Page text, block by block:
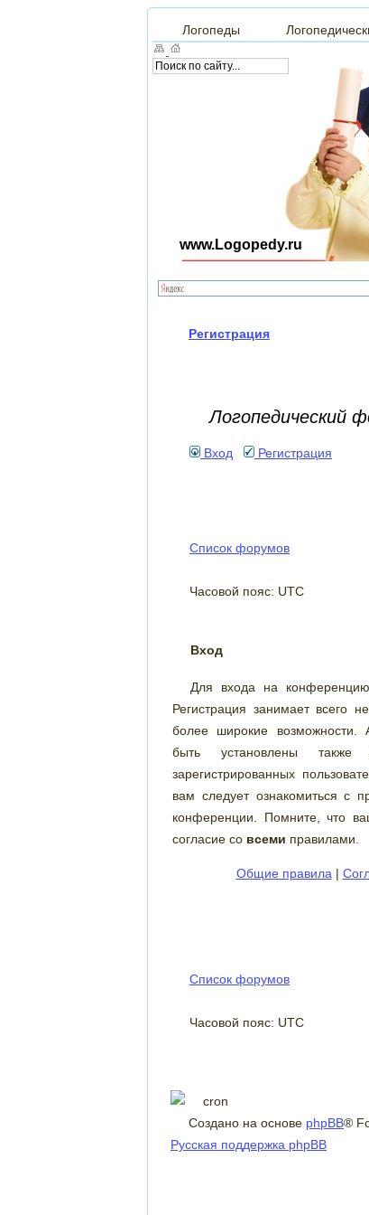
Логопеды
www.Logopedy.ru
Регистрация
Логопедический
Вход Регистрация
Список форумов
Часовой пояс: UTC
Вход
Для входа на
Регистрация занимает всего
более широкие возможности.
быть установлены также
зарегистрированных
вам следует ознакомиться с
конференции. Помните, что
согласие со всеми правилами.
Общие правила |
Список форумов
Часовой пояс: UTC
Создано на основе phpBB®
Русская поддержка phpBB